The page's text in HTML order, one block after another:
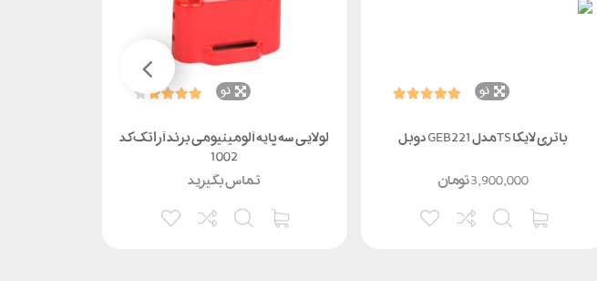
نو
باتری لایکا TSمدل GEB221 دوبل
تومان3,900,000
نو
لولایی سه پایه آلومینیومی برند آراتک کد
1002
تماس بگیرید